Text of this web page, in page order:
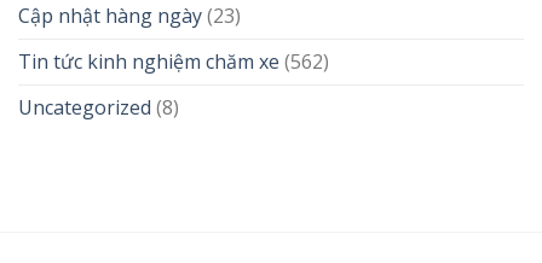
Cập nhật hàng ngày(23)
Tin tức kinh nghiệm chăm xe (562)
Uncategorized (8)